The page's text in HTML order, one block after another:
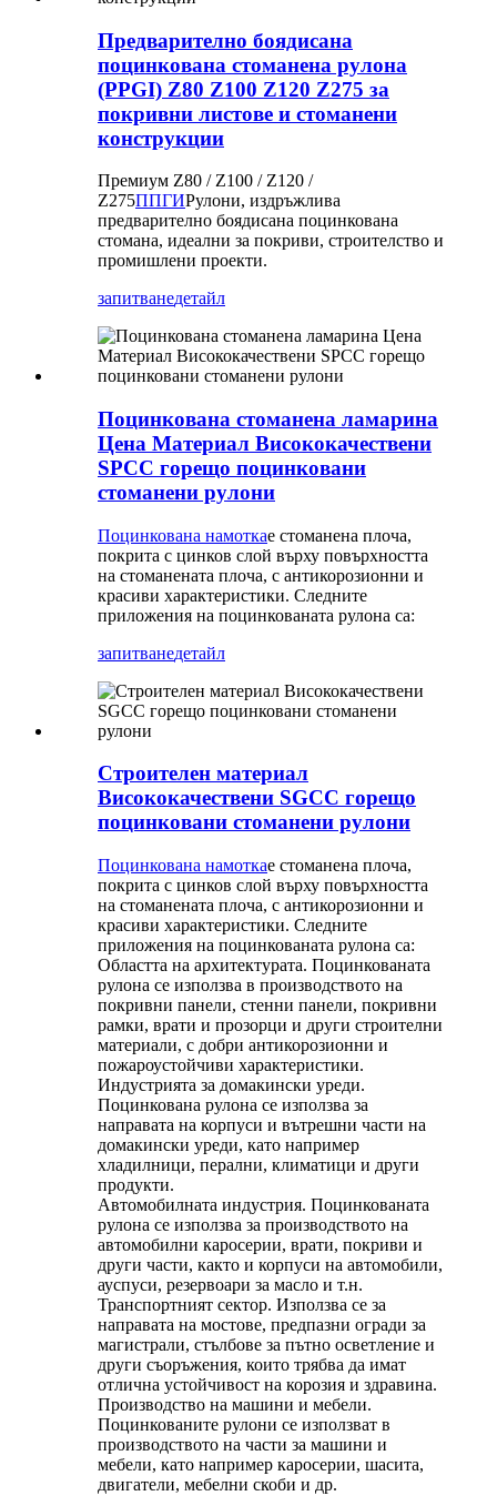
Предварително боядисана
поцинкована стоманена рулона
(PPGI) Z80 Z100 Z120 Z275 за
покривни листове и стоманени
конструкции
Премиум Z80 / Z100 / Z120 /
Z275ППГИРулони, издръжлива
предварително боядисана поцинкована
стомана, идеални за покриви, строителство и
промишлени проекти.
запитванедетайл
Поцинкована стоманена ламарина
Цена Материал Висококачествени
SPCC горещо поцинковани
стоманени рулони
Поцинкована намоткае стоманена плоча,
покрита с цинков слой върху повърхността
на стоманената плоча, с антикорозионни и
красиви характеристики. Следните
приложения на поцинкованата рулона са:
запитванедетайл
Строителен материал
Висококачествени SGCC горещо
поцинковани стоманени рулони
Поцинкована намоткае стоманена плоча,
покрита с цинков слой върху повърхността
на стоманената плоча, с антикорозионни и
красиви характеристики. Следните
приложения на поцинкованата рулона са:
Областта на архитектурата. Поцинкованата
рулона се използва в производството на
покривни панели, стенни панели, покривни
рамки, врати и прозорци и други строителни
материали, с добри антикорозионни и
пожароустойчиви характеристики.
Индустрията за домакински уреди.
Поцинкована рулона се използва за
направата на корпуси и вътрешни части на
домакински уреди, като например
хладилници, перални, климатици и други
продукти.
Автомобилната индустрия. Поцинкованата
рулона се използва за производството на
автомобилни каросерии, врати, покриви и
други части, както и корпуси на автомобили,
ауспуси, резервоари за масло и т.н.
Транспортният сектор. Използва се за
направата на мостове, предпазни огради за
магистрали, стълбове за пътно осветление и
други съоръжения, които трябва да имат
отлична устойчивост на корозия и здравина.
Производство на машини и мебели.
Поцинкованите рулони се използват в
производството на части за машини и
мебели, като например каросерии, шасита,
двигатели, мебелни скоби и др.